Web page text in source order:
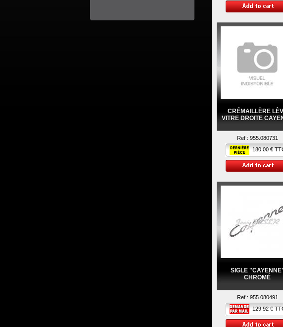
CRÉMAILLÈRE
VITRE DROITE
Ref : 955.080731
180.00 €
SIGLE
CHROMÉ
Ref : 955.080491
129.92 €